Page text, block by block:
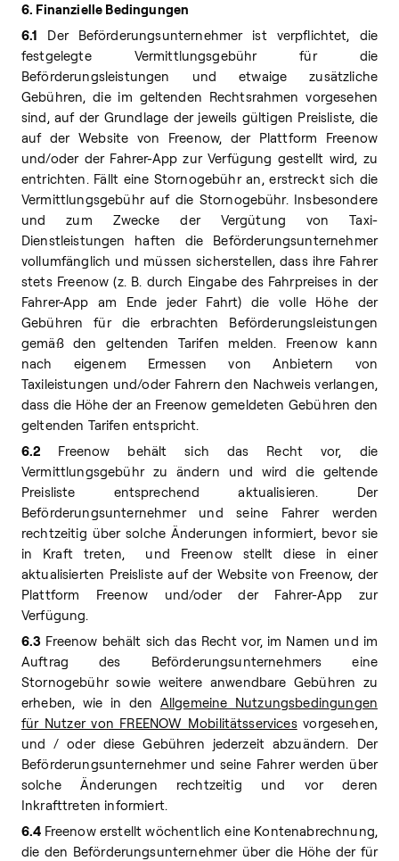
6. Finanzielle Bedingungen
6.1 Der Beförderungsunternehmer ist verpflichtet, die
festgelegte Vermittlungsgebühr für die
Beförderungsleistungen und etwaige zusätzliche
Gebühren, die im geltenden Rechtsrahmen vorgesehen
sind, auf der Grundlage der jeweils gültigen Preisliste, die
auf der Website von Freenow, der Plattform Freenow
und/oder der Fahrer-App zur Verfügung gestellt wird, zu
entrichten. Fällt eine Stornogebühr an, erstreckt sich die
Vermittlungsgebühr auf die Stornogebühr. Insbesondere
und zum Zwecke der Vergütung von Taxi-
Dienstleistungen haften die Beförderungsunternehmer
vollumfänglich und müssen sicherstellen, dass ihre Fahrer
stets Freenow (z. B. durch Eingabe des Fahrpreises in der
Fahrer-App am Ende jeder Fahrt) die volle Höhe der
Gebühren für die erbrachten Beförderungsleistungen
gemäß den geltenden Tarifen melden. Freenow kann
nach eigenem Ermessen von Anbietern von
Taxileistungen und/oder Fahrern den Nachweis verlangen,
dass die Höhe der an Freenow gemeldeten Gebühren den
geltenden Tarifen entspricht.
6.2 Freenow behält sich das Recht vor, die
Vermittlungsgebühr zu ändern und wird die geltende
Preisliste entsprechend aktualisieren. Der
Beförderungsunternehmer und seine Fahrer werden
rechtzeitig über solche Änderungen informiert, bevor sie
in Kraft treten, und Freenow stellt diese in einer
aktualisierten Preisliste auf der Website von Freenow, der
Plattform Freenow und/oder der Fahrer-App zur
Verfügung.
6.3 Freenow behält sich das Recht vor, im Namen und im
Auftrag des Beförderungsunternehmers eine
Stornogebühr sowie weitere anwendbare Gebühren zu
erheben, wie in den Allgemeine Nutzungsbedingungen
für Nutzer von FREENOW Mobilitätsservicesvorgesehen,
und / oder diese Gebühren jederzeit abzuändern. Der
Beförderungsunternehmer und seine Fahrer werden über
solche Änderungen rechtzeitig und vor deren
Inkrafttreten informiert.
6.4 Freenow erstellt wöchentlich eine Kontenabrechnung,
die den Beförderungsunternehmer über die Höhe der für